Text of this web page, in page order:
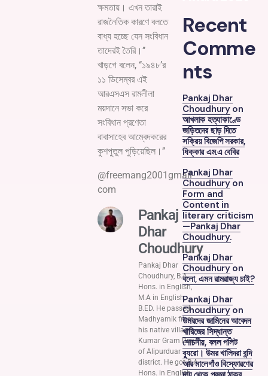
ক্ষমতায়। এখন তারাই
রাজনৈতিক কারণে বলতে
বাধ্য হচ্ছে যেন সংবিধান
তাদেরই তৈরি।’’
খাড়গে বলেন, ‘‘১৯৪৮’র
১১ ডিসেম্বর এই
আরএসএস রামলীলা
ময়দানে সভা করে
সংবিধান প্রণেতা
বাবাসাহেব আম্বেদকরের
কুশপুতুল পুড়িয়েছিল।’’
@freemang2001gmail-
com
Pankaj
Dhar
Choudhury
Pankaj Dhar
Choudhury, B.A
Hons. in English,
M.A in English,
B.ED. He passed
Madhyamik from
his native village
Kumar Gram Duar
of Alipurduar
district. He got B.A
Hons. in English
Recent
Comme
nts
Pankaj Dhar
Choudhuryon
আখলাক হত্যাকাণ্ডে
জড়িতদের ছাড় দিতে
সক্রিয় বিজেপি সরকার,
ধিক্কার এম.এ বেবির
Pankaj Dhar
Choudhuryon
Form and
Content in
literary criticism
—Pankaj Dhar
Choudhury.
Pankaj Dhar
Choudhuryon
বলো, এমন রামরাজ্য চাই?
Pankaj Dhar
Choudhuryon
উমরদের জামিনের আবেদন
খারিজের সিদ্ধান্ত
শোচনীয়, বলল পলিট
ব্যুরো। উমর খালিদরা বন্দি
আর মালেগাঁও বিস্ফোরণের